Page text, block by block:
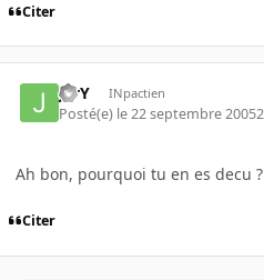
Citer
JerY INpactien
Posté(e) le 22 septembre 2005
Ah bon, pourquoi tu en es decu ?
Citer